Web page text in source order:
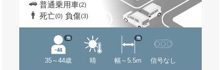
普通乗用車(2)
死亡(0) 負傷(3)
35～44歳
他
晴 幅～5.5m
他
信号なし